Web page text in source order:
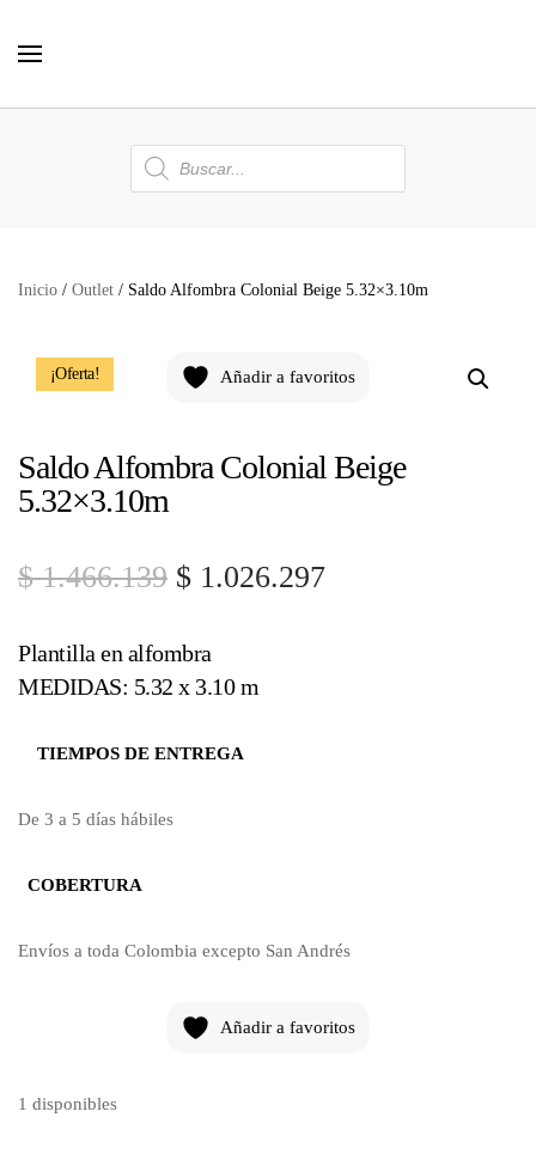
Búsqueda
de
productos
Inicio / Outlet / Saldo Alfombra Colonial Beige 5.32×3.10m
¡Oferta! Añadir a favoritos
Saldo Alfombra Colonial Beige
5.32×3.10m
$1.466.139 $ 1.026.297
Plantilla en alfombra
MEDIDAS: 5.32 x 3.10 m
TIEMPOS DE ENTREGA
De 3 a 5 días hábiles
COBERTURA
Envíos a toda Colombia excepto San Andrés
Añadir a favoritos
1 disponibles